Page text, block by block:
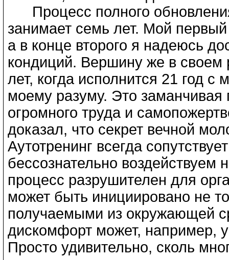
Процесс полного
занимает семь лет. Мой
а в конце второго я надеюсь
кондиций. Вершину же в своем
лет, когда исполнится 21 год с
моему разуму. Это заманчивая
огромного труда и
доказал, что секрет вечной
Аутотренинг всегда
бессознательно воздействуем
процесс разрушителен для
может быть инициировано не
получаемыми из окружающей
дискомфорт может, например,
Просто удивительно, сколь